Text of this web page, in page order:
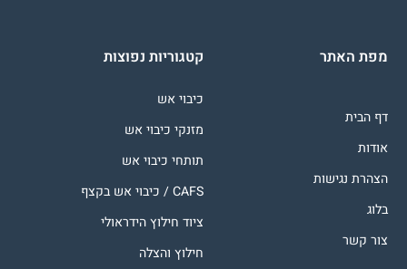
מפת האתר
דף הבית
אודות
הצהרת נגישות
בלוג
צור קשר
קטגוריות נפוצות
כיבוי אש
מזנקי כיבוי אש
תותחי כיבוי אש
CAFS / כיבוי אש בקצף
ציוד חילוץ הידראולי
חילוץ והצלה